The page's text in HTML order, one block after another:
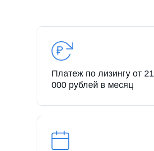
Платеж по лизингу от 21
000 рублей в месяц